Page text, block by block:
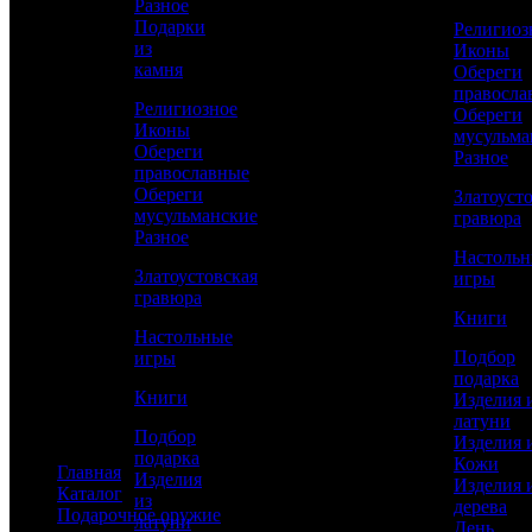
Изделия из дерева
День рождения
Новый год
23 февраля
8 марта
Мужчинам
Женщинам
Руководителю
По профессии
Дизайнерские ключницы: виды и
особенности
Янтарь: Дар моря в подарочной упаковке
Главная
Каталог
Подарочное оружие
Разное
Подарки
из
камня
Религиозное
Иконы
Обереги
православные
Обереги
мусульманские
Разное
Златоустовская
гравюра
Настольные
игры
Книги
Подбор
подарка
Изделия
из
латуни
Иконы
Обереги
Обереги
Разное
гравюра
игры
Книги
Подбор
подарка
Изделия
латуни
Изделия
Кожи
Изделия
дерева
День